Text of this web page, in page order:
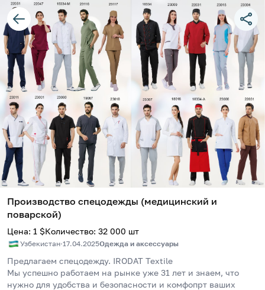
Производство спецодежды (медицинский и
поварской)
Цена: 1 $Количество: 32 000 шт
Узбекистан·17.04.2025Одежда и аксессуары
Предлагаем спецодежду. IRODAT Textile
Мы успешно работаем на рынке уже 31 лет и знаем, что
нужно для удобства и безопасности и комфопрт ваших